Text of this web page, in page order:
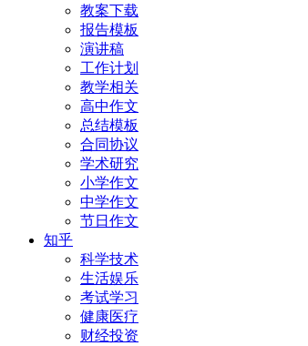
教案下载
报告模板
演讲稿
工作计划
教学相关
高中作文
总结模板
合同协议
学术研究
小学作文
中学作文
节日作文
知乎
科学技术
生活娱乐
考试学习
健康医疗
财经投资